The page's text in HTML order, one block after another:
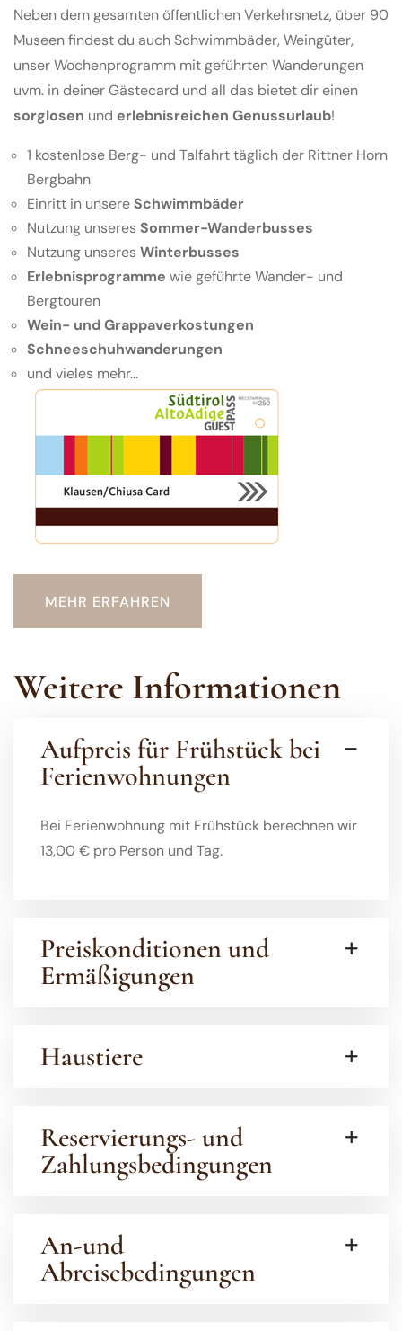
Neben dem gesamten öffentlichen Verkehrsnetz, über 90
Museen findest du auch Schwimmbäder, Weingüter,
unser Wochenprogramm mit geführten Wanderungen
uvm. in deiner Gästecard und all das bietet dir einen
sorglosen und erlebnisreichen Genussurlaub!
1 kostenlose Berg- und Talfahrt täglich der Rittner Horn
Bergbahn
Einritt in unsere Schwimmbäder
Nutzung unseres Sommer-Wanderbusses
Nutzung unseresWinterbusses
Erlebnisprogramme wie geführte Wander- und
Bergtouren
Wein- und Grappaverkostungen
Schneeschuhwanderungen
und vieles mehr...
MEHR ERFAHREN
Weitere Informationen
Aufpreis für Frühstück bei
Ferienwohnungen
Bei Ferienwohnung mit Frühstück berechnen wir
13,00 € pro Person und Tag.
Preiskonditionen und
Ermäßigungen
Haustiere
Reservierungs- und
Zahlungsbedingungen
An-und
Abreisebedingungen